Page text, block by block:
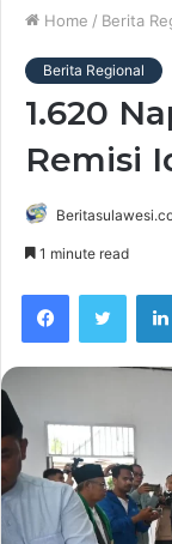
Home / Berita
Berita Regional
1.620
Remisi
1 minute read